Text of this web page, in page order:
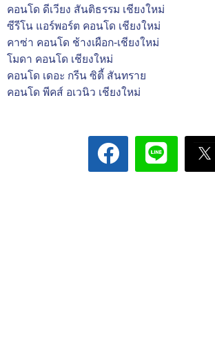
คอนโด ดีเวียง สันติธรรม เชียงใหม่
ซีรีโน แอร์พอร์ต คอนโด เชียงใหม่
คาซ่า คอนโด ช้างเผือก-เชียงใหม่
โมดา คอนโด เชียงใหม่
คอนโด เดอะ กรีน ซิตี้ สันทราย
คอนโด พีคส์ อเวนิว เชียงใหม่